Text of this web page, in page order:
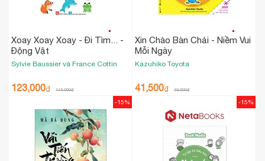
Xoay Xoay Xoay - Đi Tìm... -
Động Vật
Sylvie Baussier và France Cottin
123,000₫ 145,000₫
Xin Chào Bàn Chải - Niềm Vui
Mỗi Ngày
Kazuhiko Toyota
41,500₫ 49,000₫
-15% -15%